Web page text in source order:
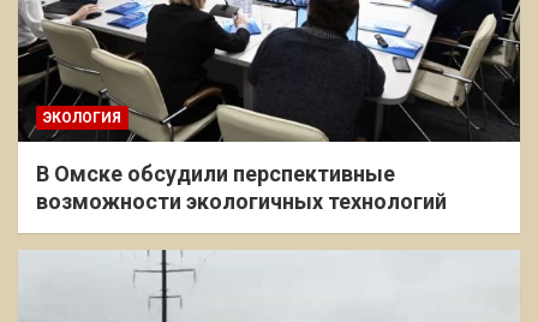
ЭКОЛОГИЯ
В Омске обсудили перспективные
возможности экологичных технологий